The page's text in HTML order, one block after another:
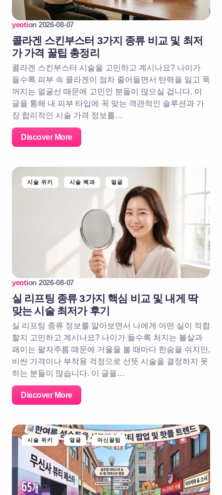
yeotion 2026-08-07
콜라겐 스킨부스터 3가지 종류 비교 및 최저
가 가격 꿀팁 총정리
콜라겐 스킨부스터 시술을 고민하고 계시나요? 나이가
들수록 피부 속 콜라겐이 점차 줄어들면서 탄력을 잃고 푹
꺼지는 얼굴선 때문에 고민인 분들이 많으실 겁니다. 이
글을 통해 내 피부 타입에 꼭 맞는 객관적인 솔루션과 가
장 합리적인 시술 가격 정보를…
Discover More
시술 위키 시술 백과 얼굴
yeotion 2026-08-07
실 리프팅 종류 3가지 핵심 비교 및 내게 딱
맞는 시술 최저가 후기
실 리프팅 종류 정보를 알아보면서 나에게 어떤 실이 적합
할지 고민하고 계시나요? 나이가 들수록 처지는 볼살과
패이는 팔자주름 때문에 거울을 볼 때마다 한숨을 쉬지만,
비싼 가격이나 부작용 걱정으로 선뜻 시술을 결정하지 못
하는 분들이 많습니다. 이 글을…
Discover More
시술 위키 얼굴 여신꿀팁